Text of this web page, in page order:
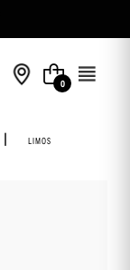
0
LIMOS